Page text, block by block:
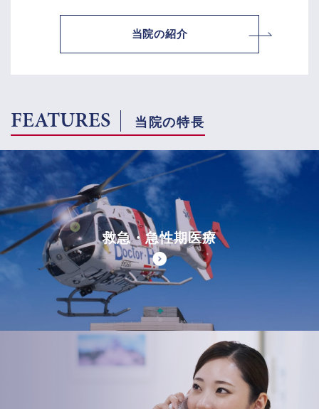
当院の紹介
FEATURES 当院の特長
救急・急性期医療